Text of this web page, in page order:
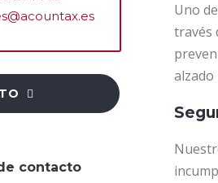
Uno
través
alzado
contacto